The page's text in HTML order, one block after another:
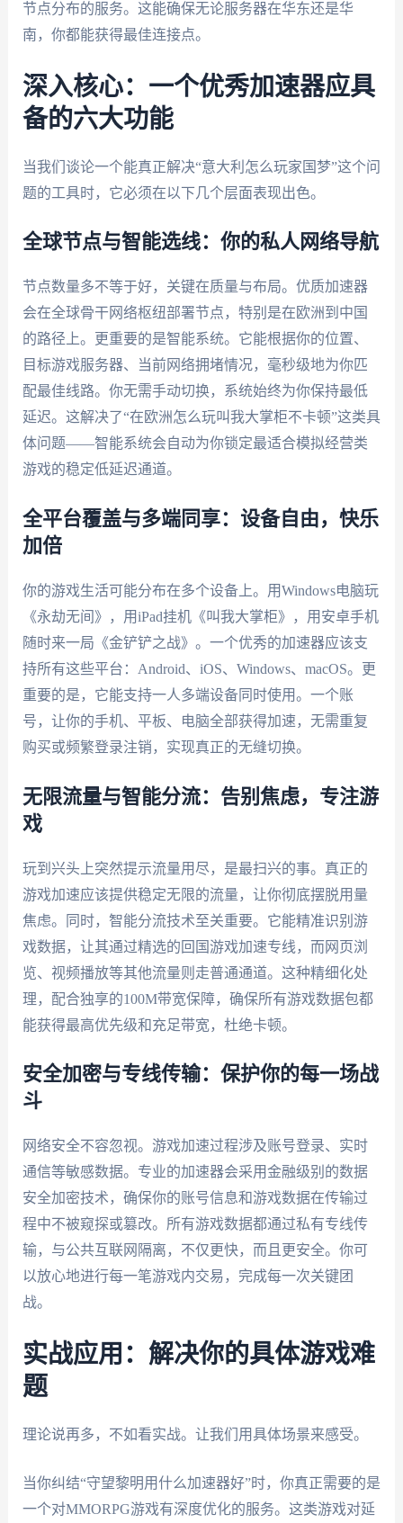
节点分布的服务。这能确保无论服务器在华东还是华
南，你都能获得最佳连接点。
深入核心：一个优秀加速器应具
备的六大功能
当我们谈论一个能真正解决“意大利怎么玩家国梦”这个问
题的工具时，它必须在以下几个层面表现出色。
全球节点与智能选线：你的私人网络导航
节点数量多不等于好，关键在质量与布局。优质加速器
会在全球骨干网络枢纽部署节点，特别是在欧洲到中国
的路径上。更重要的是智能系统。它能根据你的位置、
目标游戏服务器、当前网络拥堵情况，毫秒级地为你匹
配最佳线路。你无需手动切换，系统始终为你保持最低
延迟。这解决了“在欧洲怎么玩叫我大掌柜不卡顿”这类具
体问题——智能系统会自动为你锁定最适合模拟经营类
游戏的稳定低延迟通道。
全平台覆盖与多端同享：设备自由，快乐
加倍
你的游戏生活可能分布在多个设备上。用Windows电脑玩
《永劫无间》，用iPad挂机《叫我大掌柜》，用安卓手机
随时来一局《金铲铲之战》。一个优秀的加速器应该支
持所有这些平台：Android、iOS、Windows、macOS。更
重要的是，它能支持一人多端设备同时使用。一个账
号，让你的手机、平板、电脑全部获得加速，无需重复
购买或频繁登录注销，实现真正的无缝切换。
无限流量与智能分流：告别焦虑，专注游
戏
玩到兴头上突然提示流量用尽，是最扫兴的事。真正的
游戏加速应该提供稳定无限的流量，让你彻底摆脱用量
焦虑。同时，智能分流技术至关重要。它能精准识别游
戏数据，让其通过精选的回国游戏加速专线，而网页浏
览、视频播放等其他流量则走普通通道。这种精细化处
理，配合独享的100M带宽保障，确保所有游戏数据包都
能获得最高优先级和充足带宽，杜绝卡顿。
安全加密与专线传输：保护你的每一场战
斗
网络安全不容忽视。游戏加速过程涉及账号登录、实时
通信等敏感数据。专业的加速器会采用金融级别的数据
安全加密技术，确保你的账号信息和游戏数据在传输过
程中不被窥探或篡改。所有游戏数据都通过私有专线传
输，与公共互联网隔离，不仅更快，而且更安全。你可
以放心地进行每一笔游戏内交易，完成每一次关键团
战。
实战应用：解决你的具体游戏难
题
理论说再多，不如看实战。让我们用具体场景来感受。
当你纠结“守望黎明用什么加速器好”时，你真正需要的是
一个对MMORPG游戏有深度优化的服务。这类游戏对延